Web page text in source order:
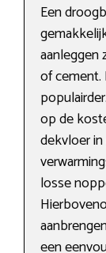
Een
of cement.
op de
dekvloer
losse
een